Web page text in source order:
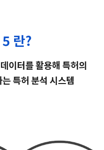
란?
이터를 활용해 특허의
특허 분석 시스템